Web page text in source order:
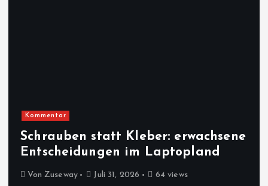
Kommentar
Schrauben statt Kleber: erwachsene
Entscheidungen im Laptopland
Von Zuseway Juli 31, 2026 64 views